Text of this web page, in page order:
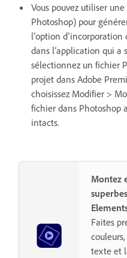
Vous pouvez utiliser
Photoshop) pour
l’option
dans l’application qui a
sélectionnez un fichier
projet dans Adobe
choisissez Modifier >
fichier dans Photoshop
intacts.
Montez
Faites
texte et